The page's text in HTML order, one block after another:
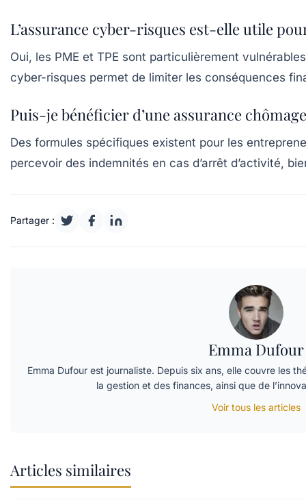
L’assurance cyber-risques est-elle utile
Oui, les PME et TPE sont particulièrement
cyber-risques permet de limiter les conséquences
Puis-je bénéficier d’une assurance
Des formules spécifiques existent pour les
percevoir des indemnités en cas d’arrêt d’activité,
Partager :
Emma Dufour
Emma Dufour est journaliste. Depuis six ans, elle couvre les
la gestion et des finances, ainsi que de
Voir tous les articles
Articles similaires